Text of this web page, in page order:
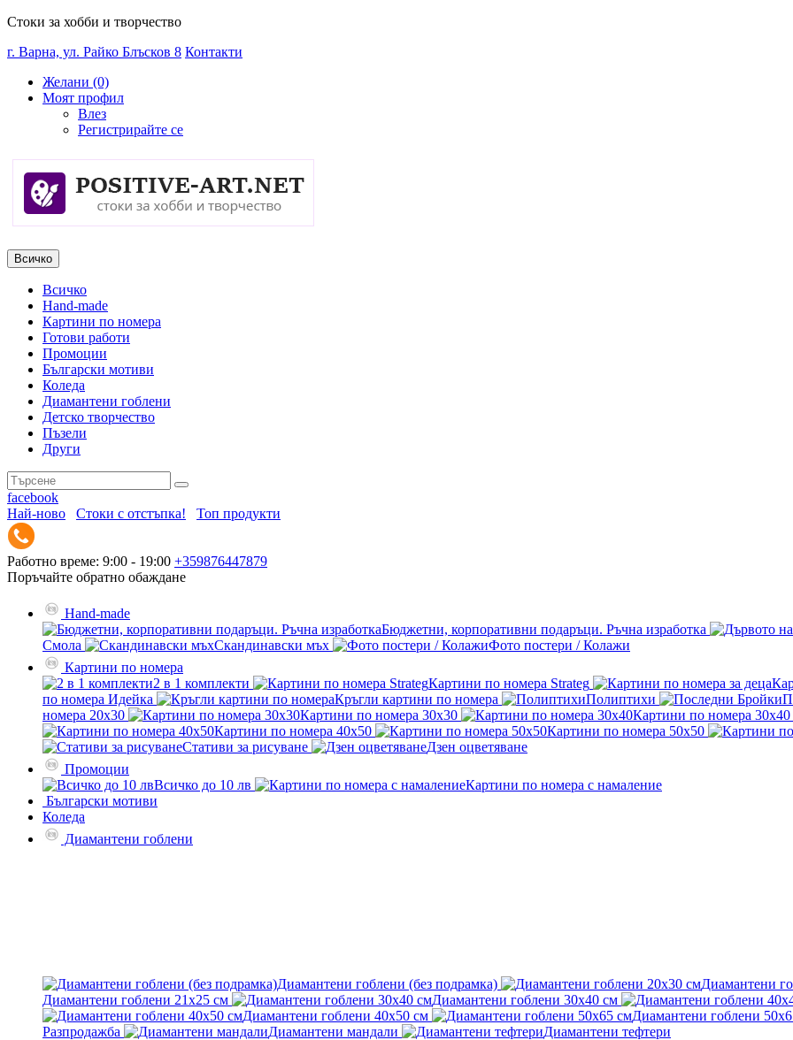
Стоки за хобби и творчество
г. Варна, ул. Райко Блъсков 8 Контакти
Желани (0)
Моят профил
Влез
Регистрирайте се
Всичко
Всичко
Hand-made
Картини по номера
Готови работи
Промоции
Български мотиви
Коледа
Диамантени гоблени
Детско творчество
Пъзели
Други
facebook
Най-ново
Стоки с отстъпка! Топ продукти
Работно време: 9:00 - 19:00 +359876447879
Поръчайте обратно обаждане
Hand-made
Бюджетни, корпоративни подаръци. Ръчна изработка
Смола
Скандинавски мъх
Фото постери / Колажи
Картини по номера
2 в 1 комплекти
Картини по номера Strateg
по номера Идейка
Кръгли картини по номера Полиптихи
номера 20x30
Картини по номера 30x30
Картини по номера 30x40
Картини по номера 40x50
Картини по номера 50x50
Стативи за рисуване
Дзен оцветяване
Промоции
Всичко до 10 лв
Картини по номера с намаление
Български мотиви
Коледа
Диамантени гоблени
Диамантени гоблени (без подрамка)
Диамантени
Диамантени гоблени 21x25 см
Диамантени гоблени 30x40 см
Диамантени гоблени 40x50 см
Диамантени гоблени
Разпродажба
Диамантени мандали
Диамантени тефтери